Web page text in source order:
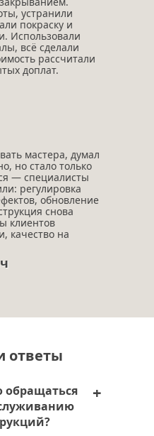
устранили
покраску и
Использовали
всё сделали
рассчитали
доплат.
мастера, думал
но стало только
— специалисты
регулировка
обновление
снова
клиентов
качество на
ответы
обращаться